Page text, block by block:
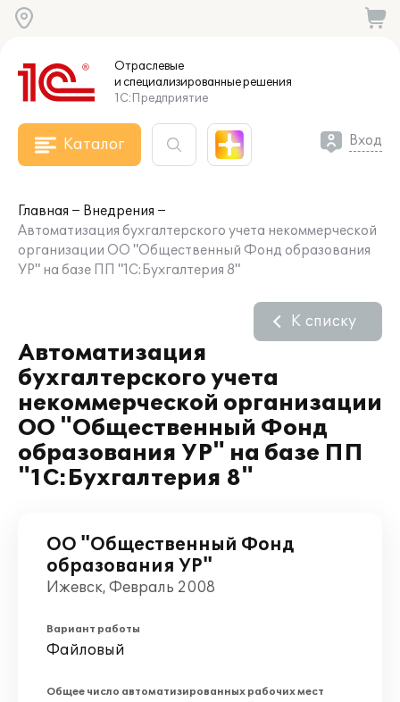
Отраслевые
и специализированныерешения
1С:Предприятие
Каталог Вход
Главная
Внедрения
Автоматизация бухгалтерского учета некоммерческой
организации ОО "Общественный Фонд образования
УР" на базе ПП "1С:Бухгалтерия 8"
Автоматизация
бухгалтерского учета
некоммерческой организации
ОО "Общественный Фонд
образования УР" на базе ПП
"1С:Бухгалтерия 8"
К списку
ОО "Общественный Фонд
образования УР"
Ижевск, Февраль 2008
Вариант работы
Файловый
Общее число автоматизированных рабочих мест